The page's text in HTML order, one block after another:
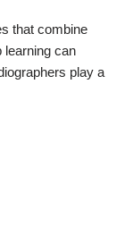
that combine
learning can
play a